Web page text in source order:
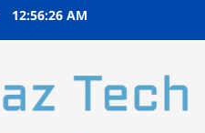
12:56:26 AM